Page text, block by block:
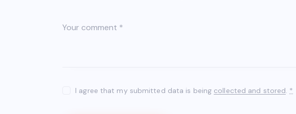
I agree that my submitted data is being collected and stored. *